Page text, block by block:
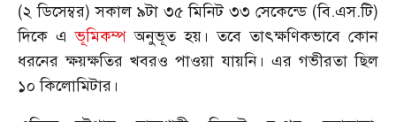
(২ ডিসেম্বর) সকাল ৯টা ৩৫ মিনিট ৩৩ সেকেন্ডে (বি.এস.টি)
দিকে এভূমিকম্প অনুভূত হয়। তবে তাৎক্ষণিকভাবে কোন
ধরনের ক্ষয়ক্ষতির খবরও পাওয়া যায়নি। এর গভীরতা ছিল
১০ কিলোমিটার।